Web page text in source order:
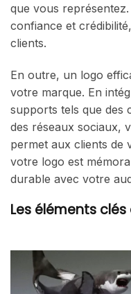
que vous
confiance et
clients.
En outre, un logo
votre marque. En
supports tels que des
des réseaux sociaux,
permet aux clients de
votre logo est
durable avec votre
Les éléments clés